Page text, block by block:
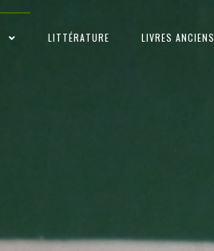
LITTÉRATURE LIVRES ANCIENS